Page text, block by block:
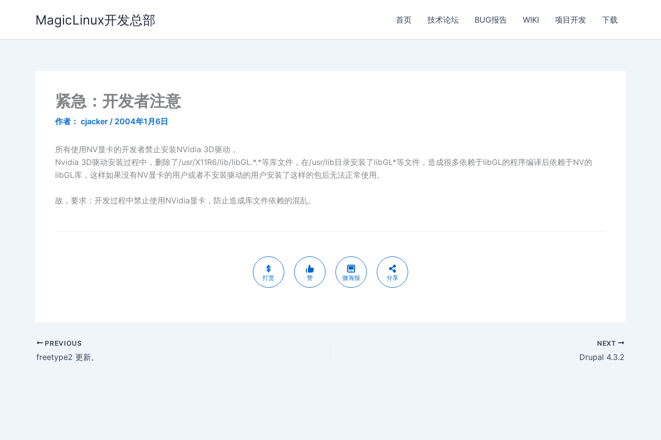
MagicLinux开发总部 首页 技术论坛 BUG报告 WIKI 项目开发 下载
紧急：开发者注意
作者： cjacker / 2004年1月6日
所有使用NV显卡的开发者禁止安装NVidia 3D驱动，
Nvidia 3D驱动安装过程中，删除了/usr/X11R6/lib/libGL.*.*等库文件，在/usr/lib目录安装了libGL*等文件，造成很多依赖于libGL的程序编译后依赖于NV的
libGL库，这样如果没有NV显卡的用户或者不安装驱动的用户安装了这样的包后无法正常使用。
故，要求：开发过程中禁止使用NVidia显卡，防止造成库文件依赖的混乱。
打赏 赞 微海报 分享
PREVIOUS
freetype2 更新。
NEXT
Drupal 4.3.2